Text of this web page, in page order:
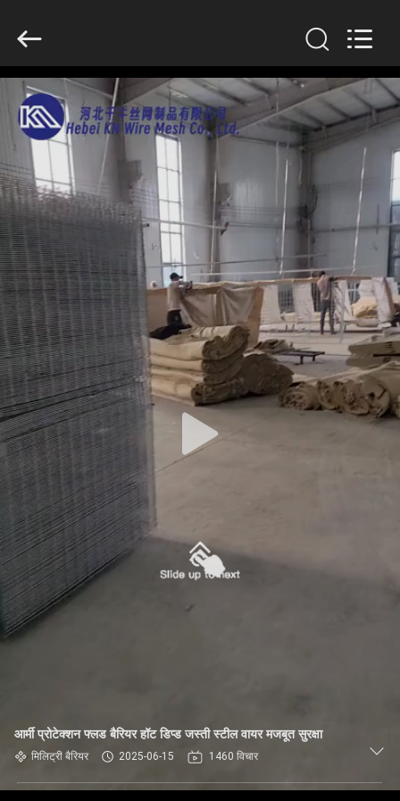
घर
उत्पादों
हमारे
बारे
में
फ़ैक्टरी
टूर
गुणवत्ता
नियंत्रण
हमसे
संपर्क
करें
समाचार
साइटमैप
Rights
Reserved.
आर्मी प्रोटेक्शन फ्लड बैरियर हॉट डिप्ड जस्ती स्टील वायर मजबूत सुरक्षा
मिलिट्री बैरियर 2025-06-15 1460 विचार